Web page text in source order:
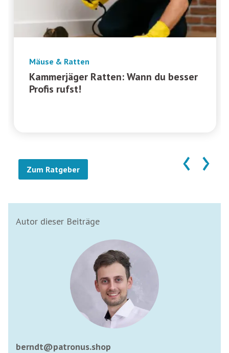
Mäuse & Ratten
Kammerjäger Ratten: Wann du besser
Profis rufst!
‹ ›
Zum Ratgeber
Autor dieser Beiträge
berndt@patronus.shop